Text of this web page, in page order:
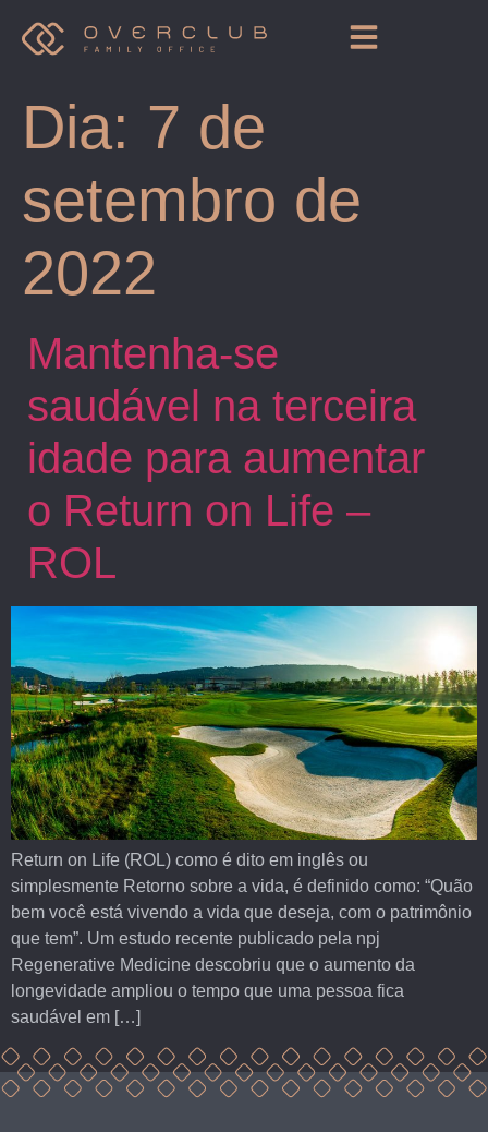
Dia: 7 de
setembro de
2022
Mantenha-se
saudável na terceira
idade para aumentar
o Return on Life –
ROL
Return on Life (ROL) como é dito em inglês ou
simplesmente Retorno sobre a vida, é definido como: “Quão
bem você está vivendo a vida que deseja, com o patrimônio
que tem”. Um estudo recente publicado pela npj
Regenerative Medicine descobriu que o aumento da
longevidade ampliou o tempo que uma pessoa fica
saudável em […]